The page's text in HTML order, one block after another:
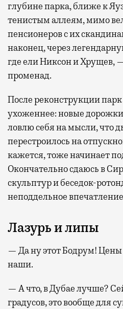
глубине парка, ближе к
тенистым аллеям, мимо
пенсионеров с их
наконец, через
где ели Никсон и Хрущев, —
променад.
После реконструкции парк
ухоженнее: новые
ловлю себя на мысли, что
перестроилось на
кажется, тоже начинает
Окончательно сдаюсь в
скульптур и беседок-
неподдельное
Лазурь и липы
— Да ну этот Бодрум! Цены
наши.
— А что, в Дубае лучше?
градусов, это вообще для